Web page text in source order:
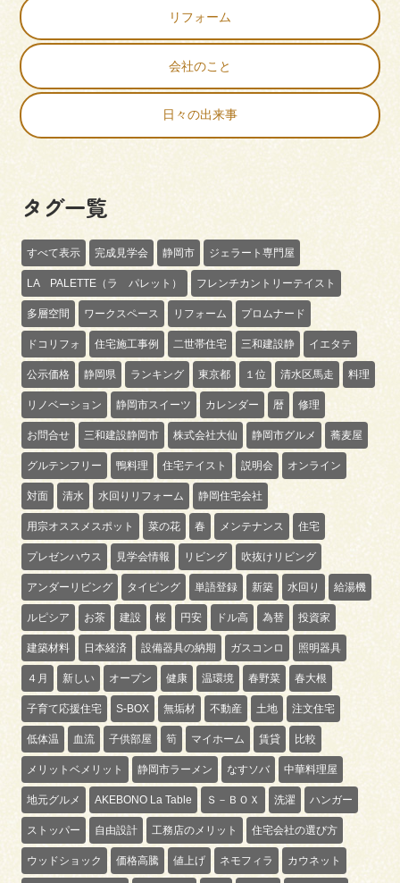
リフォーム
会社のこと
日々の出来事
タグ一覧
すべて表示 完成見学会 静岡市 ジェラート専門屋
LA PALETTE（ラ パレット） フレンチカントリーテイスト
多層空間 ワークスペース リフォーム プロムナード
ドコリフォ 住宅施工事例 二世帯住宅 三和建設静 イエタテ
公示価格 静岡県 ランキング 東京都 １位 清水区馬走 料理
リノベーション 静岡市スイーツ カレンダー 暦 修理
お問合せ 三和建設静岡市 株式会社大仙 静岡市グルメ 蕎麦屋
グルテンフリー 鴨料理 住宅テイスト 説明会 オンライン
対面 清水 水回りリフォーム 静岡住宅会社
用宗オススメスポット 菜の花 春 メンテナンス 住宅
プレゼンハウス 見学会情報 リビング 吹抜けリビング
アンダーリビング タイピング 単語登録 新築 水回り 給湯機
ルピシア お茶 建設 桜 円安 ドル高 為替 投資家
建築材料 日本経済 設備器具の納期 ガスコンロ 照明器具
４月 新しい オープン 健康 温環境 春野菜 春大根
子育て応援住宅 S-BOX 無垢材 不動産 土地 注文住宅
低体温 血流 子供部屋 筍 マイホーム 賃貸 比較
メリットベメリット 静岡市ラーメン なすソバ 中華料理屋
地元グルメ AKEBONO La Table Ｓ－ＢＯＸ 洗濯 ハンガー
ストッパー 自由設計 工務店のメリット 住宅会社の選び方
ウッドショック 価格高騰 値上げ ネモフィラ カウネット